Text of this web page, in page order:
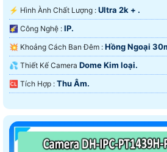
️⚡ Hình Ành Chất Lượng : Ultra 2k + .
🌠 Công Nghệ : IP.
💥 Khoảng Cách Ban Đêm : Hồng Ngoại
💦 Thiết Kế Camera Dome Kim loại.
️🆑 Tích Hợp : Thu Âm.